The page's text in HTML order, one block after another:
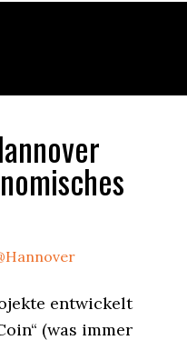
entwickelt
(was immer